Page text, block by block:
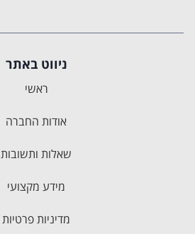
ניווט באתר
ראשי
אודות החברה
שאלות ותשובות
מידע מקצועי
מדיניות פרטיות